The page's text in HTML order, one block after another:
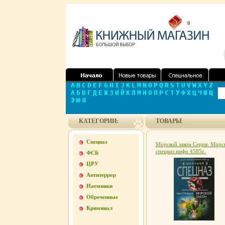
0
A B C D E F G H I J K L M N O P Q R S T U V W X Y Z
А Б В Г Д Е Ж З И Й К Л М Н О П Р С Т У Ф Х Ц Ч Ш Щ
Э Ю Я
КАТЕГОРИИ:
Спецназ
ФСБ
ЦРУ
Антитеррор
Наемники
Обреченные
Криминал
ТОВАРЫ
Морской закон Серия:
спецназ инфо 4585c.